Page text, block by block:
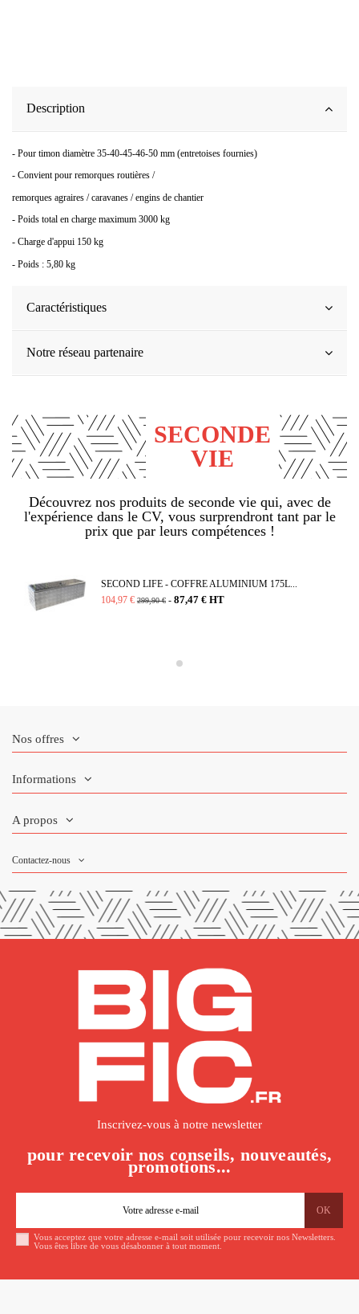
Description
- Pour timon diamètre 35-40-45-46-50 mm (entretoises fournies)
- Convient pour remorques routières /
remorques agraires / caravanes / engins de chantier
- Poids total en charge maximum 3000 kg
- Charge d'appui 150 kg
- Poids : 5,80 kg
Caractéristiques
Notre réseau partenaire
SECONDE
VIE
Découvrez nos produits de seconde vie qui, avec de
l'expérience dans le CV, vous surprendront tant par le
prix que par leurs compétences !
SECOND LIFE - COFFRE ALUMINIUM 175L...
104,97 € 299,90 € - 87,47 € HT
Nos offres
Informations
A propos
Contactez-nous
Inscrivez-vous à notre newsletter
pour recevoir nos conseils, nouveautés,
promotions...
Vous acceptez que votre adresse e-mail soit utilisée pour recevoir nos Newsletters.
Vous êtes libre de vous désabonner à tout moment.